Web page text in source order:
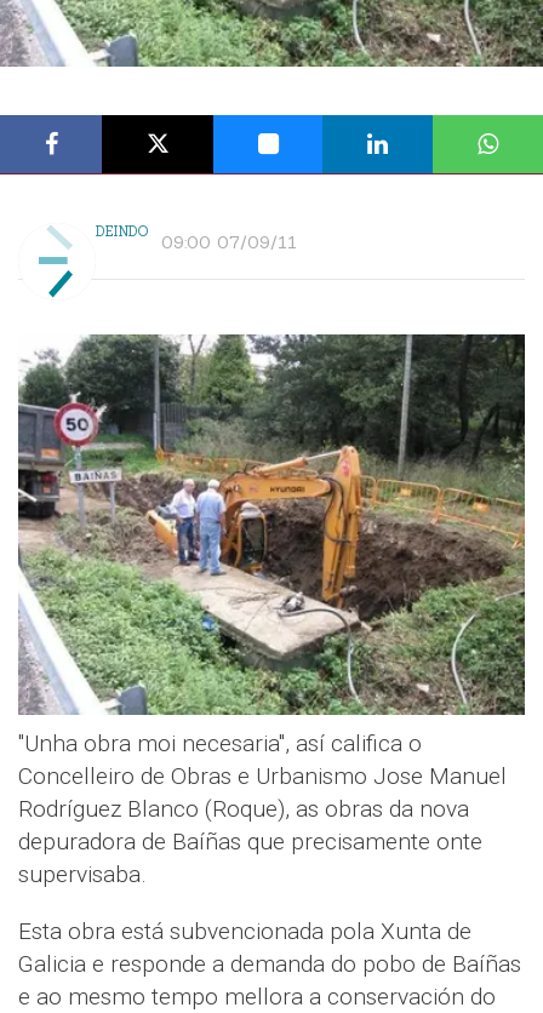
DEINDO 09:00 07/09/11
"Unha obra moi necesaria", así califica o
Concelleiro de Obras e Urbanismo Jose Manuel
Rodríguez Blanco (Roque), as obras da nova
depuradora de Baíñas que precisamente onte
supervisaba.
Esta obra está subvencionada pola Xunta de
Galicia e responde a demanda do pobo de Baíñas
e ao mesmo tempo mellora a conservación do